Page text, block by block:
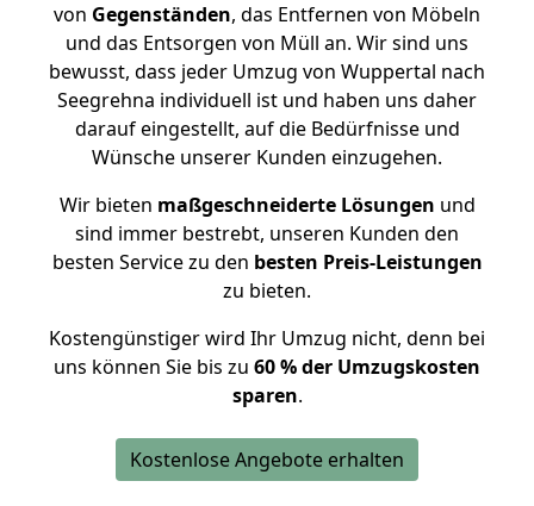
von Gegenständen, das Entfernen von Möbeln
und das Entsorgen von Müll an. Wir sind uns
bewusst, dass jeder Umzug von Wuppertal nach
Seegrehna individuell ist und haben uns daher
darauf eingestellt, auf die Bedürfnisse und
Wünsche unserer Kunden einzugehen.
Wir bieten maßgeschneiderte Lösungen und
sind immer bestrebt, unseren Kunden den
besten Service zu den besten Preis-Leistungen
zu bieten.
Kostengünstiger wird Ihr Umzug nicht, denn bei
uns können Sie bis zu 60 % der Umzugskosten
sparen.
Kostenlose Angebote erhalten